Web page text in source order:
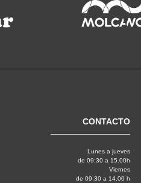
CONTACTO
Lunes a jueves
de 09:30 a 15.00h
Viernes
de 09:30 a 14.00 h